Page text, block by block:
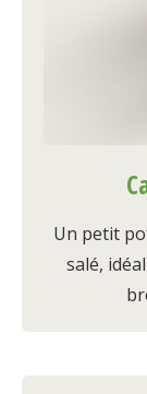
Un petit
salé,